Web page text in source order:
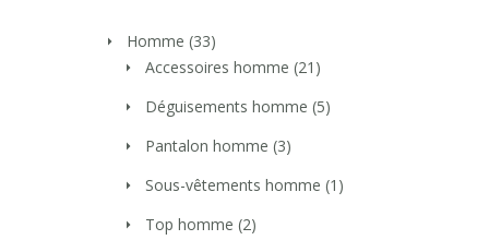
Homme (33)
Accessoires homme (21)
Déguisements homme (5)
Pantalon homme (3)
Sous-vêtements homme (1)
Top homme (2)